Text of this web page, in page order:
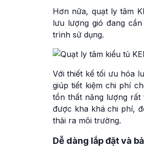
Hơn nữa, quạt ly tâm
lưu lượng gió đang
trình sử dụng.
Với thiết kế tối ưu hóa
giúp tiết kiệm chi phí
tổn thất năng lượng rất
được kha khá chi phí,
thải ra môi trường.
Dễ dàng lắp đặt và